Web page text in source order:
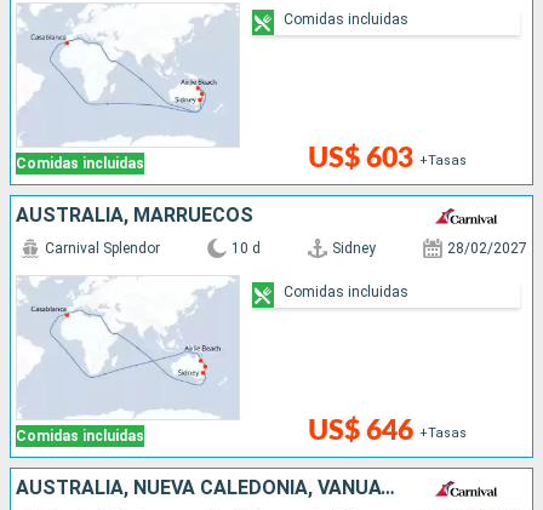
Comidas incluidas US$ 603 +Tasas
Comidas incluidas
AUSTRALIA, MARRUECOS
Comidas incluidas
Carnival Splendor 10 d Sidney 28/02/2027
US$ 646 +Tasas
Comidas incluidas
AUSTRALIA, NUEVA CALEDONIA, VANUATU